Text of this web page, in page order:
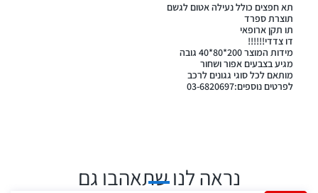
תא חפצים כולל נעילה אטום לגשם
תוצרת ספרד
תו תקן ארופאי
דו צדדי!!!!!!
מידות המוצר 200*80*40 גובה
מגיע בצבעים אפור ושחור
מותאם לכל סוגי גגונים לרכב
לפרטים נוספים:03-6820697
נראה לנו שתאהבו גם